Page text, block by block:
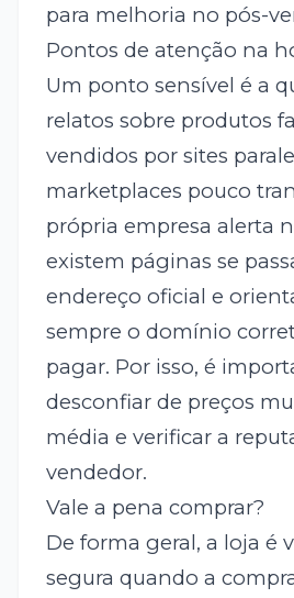
para melhoria no pós-
Pontos de atenção na
Um ponto sensível é a
relatos sobre produtos
vendidos por sites
marketplaces pouco
própria empresa alerta
existem páginas se
endereço oficial e
sempre o domínio
pagar. Por isso, é
desconfiar de preços
média e verificar a
vendedor.
Vale a pena comprar?
De forma geral, a loja é
segura quando a